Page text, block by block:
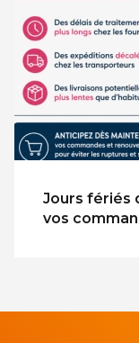
Jours fériés
vos